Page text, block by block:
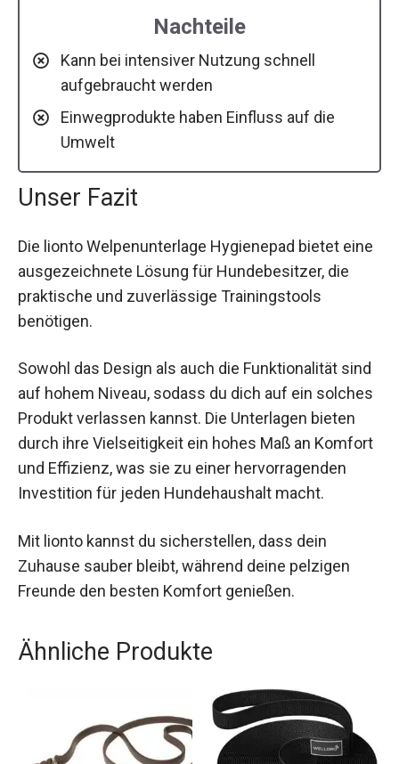
Nachteile
Kann bei intensiver Nutzung schnell
aufgebraucht werden
Einwegprodukte haben Einfluss auf die
Umwelt
Unser Fazit
Die lionto Welpenunterlage Hygienepad bietet eine
ausgezeichnete Lösung für Hundebesitzer, die
praktische und zuverlässige Trainingstools
benötigen.
Sowohl das Design als auch die Funktionalität sind
auf hohem Niveau, sodass du dich auf ein solches
Produkt verlassen kannst. Die Unterlagen bieten
durch ihre Vielseitigkeit ein hohes Maß an Komfort
und Effizienz, was sie zu einer hervorragenden
Investition für jeden Hundehaushalt macht.
Mit lionto kannst du sicherstellen, dass dein
Zuhause sauber bleibt, während deine pelzigen
Freunde den besten Komfort genießen.
Ähnliche Produkte